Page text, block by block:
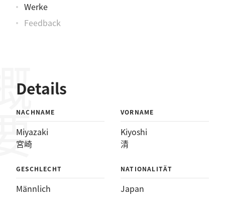
Werke
Feedback
Details
NACHNAME
Miyazaki
宮崎
VORNAME
Kiyoshi
清
GESCHLECHT
Männlich
NATIONALITÄT
Japan